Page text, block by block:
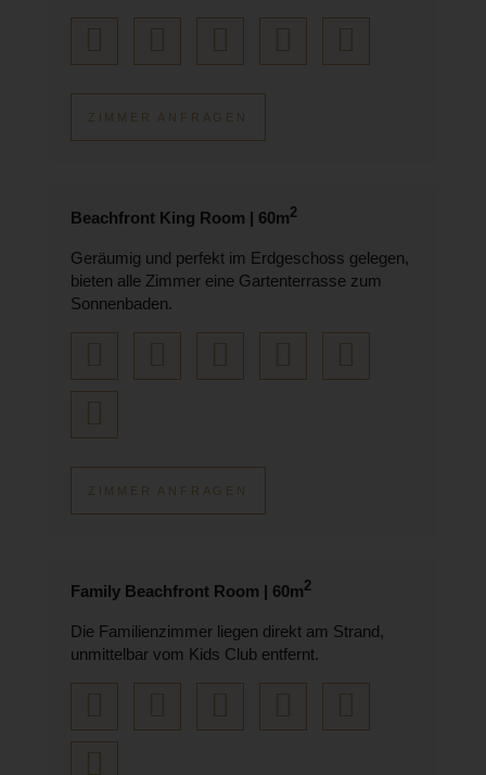
ZIMMER ANFRAGEN
Beachfront King Room | 60m2
Geräumig und perfekt im Erdgeschoss gelegen,
bieten alle Zimmer eine Gartenterrasse zum
Sonnenbaden.
ZIMMER ANFRAGEN
Family Beachfront Room | 60m2
Die Familienzimmer liegen direkt am Strand,
unmittelbar vom Kids Club entfernt.